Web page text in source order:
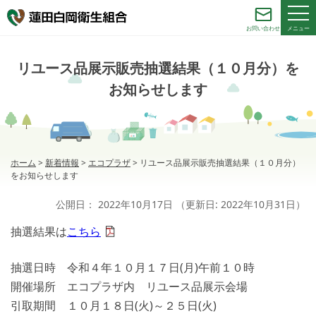
お問い合わせ メニュー
リユース品展示販売抽選結果（１０月分）を
お知らせします
ホーム > 新着情報 > エコプラザ> リユース品展示販売抽選結果（１０月分）
をお知らせします
公開日： 2022年10月17日 （更新日: 2022年10月31日 ）
抽選結果はこちら
抽選日時 令和４年１０月１７日(月)午前１０時
開催場所 エコプラザ内 リユース品展示会場
引取期間 １０月１８日(火)～２５日(火)